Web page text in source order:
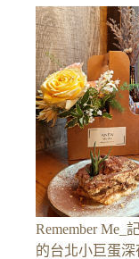
Remember Me_
的台北小巨蛋